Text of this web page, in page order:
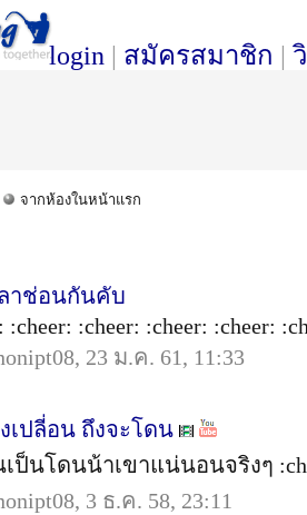
login | สมัครสมาชิก |
จากห้องในหน้าแรก
าช่อนกันคับ
:cheer: :cheer: :cheer: :cheer:
23 ม.ค. 61, 11:33
เปลี่อน ถึงจะโดน
เป็นโดนน้าเขาแน่นอนจริงๆ
3 ธ.ค. 58, 23:11